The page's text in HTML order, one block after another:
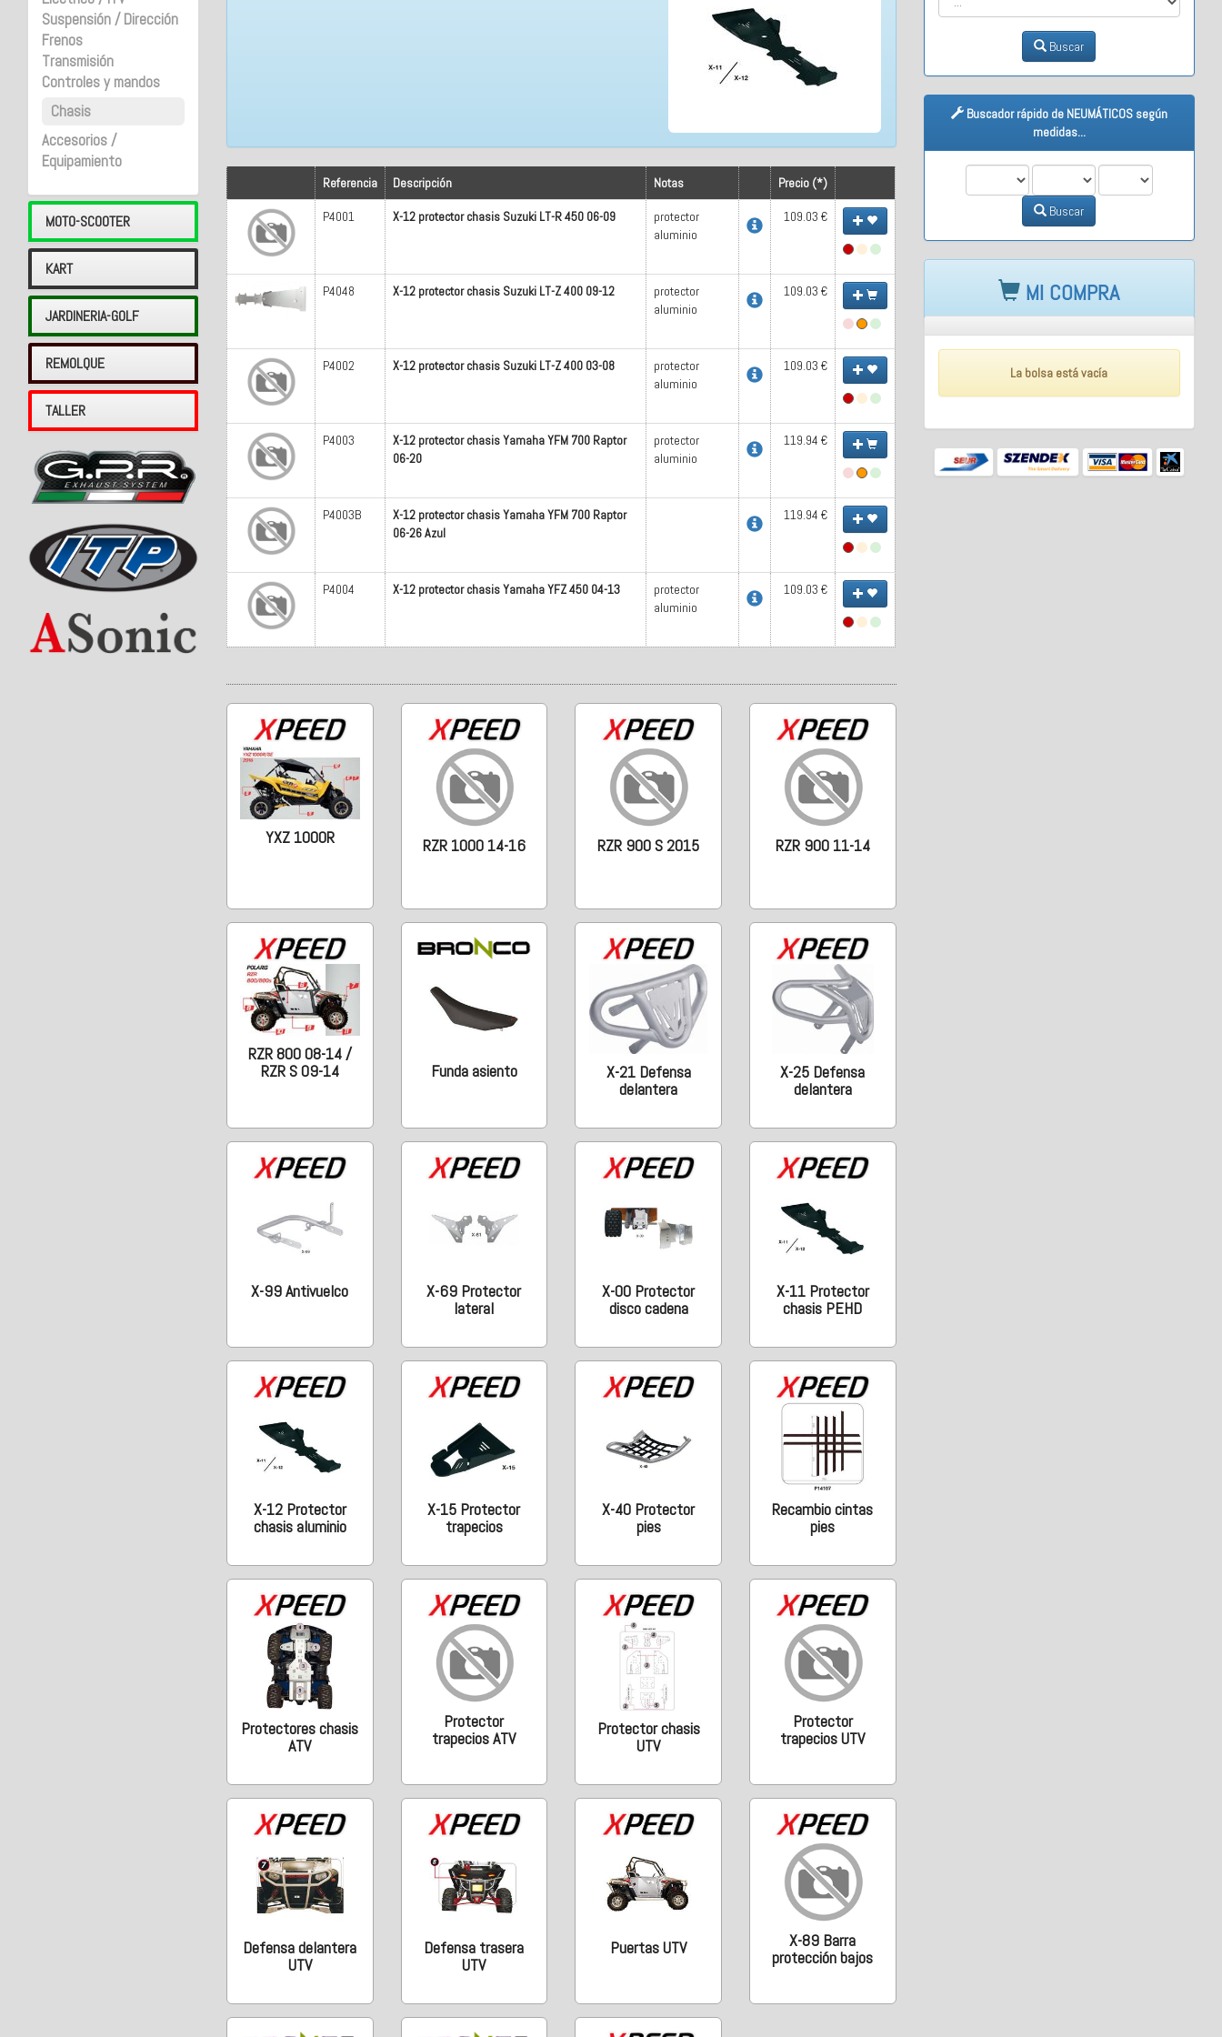
Suspensión / Dirección
Frenos
Transmisión
Controles y mandos
Chasis
Accesorios /
Equipamiento
MOTO-SCOOTER
KART
JARDINERIA-GOLF
REMOLQUE
TALLER
Referencia Descripción Notas Precio (*)
P4001 X-12 protector chasis Suzuki LT-R 450 06-09
protector
aluminio
109.03 €
P4048 X-12 protector chasis Suzuki LT-Z 400 09-12
protector
aluminio
109.03 €
P4002 X-12 protector chasis Suzuki LT-Z 400 03-08
protector
aluminio
109.03 €
P4003
X-12 protector chasis Yamaha YFM 700 Raptor
06-20
protector
aluminio
119.94 €
P4003B
X-12 protector chasis Yamaha YFM 700 Raptor
06-26 Azul
119.94 €
P4004 X-12 protector chasis Yamaha YFZ 450 04-13
protector
aluminio
109.03 €
YXZ 1000R RZR 1000 14-16 RZR 900 S 2015 RZR 900 11-14
RZR 800 08-14 /
RZR S 09-14
Funda asiento
X-21 Defensa
delantera
X-25 Defensa
delantera
X-99 Antivuelco
X-69 Protector
lateral
X-00 Protector
disco cadena
X-11 Protector
chasis PEHD
X-12 Protector
chasis aluminio
X-15 Protector
trapecios
X-40 Protector
pies
Recambio cintas
pies
Protectores chasis
ATV
Protector
trapecios ATV
Protector chasis
UTV
Protector
trapecios UTV
Defensa delantera
UTV
Defensa trasera
UTV
Puertas UTV
X-89 Barra
protección bajos
Buscar
Buscador rápido de NEUMÁTICOS según
medidas...
M1 M2 M3
Buscar
MI COMPRA
La bolsa está vacía